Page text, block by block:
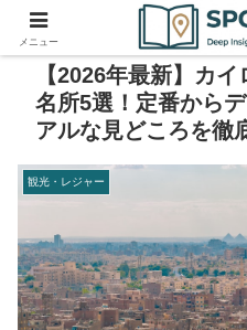
【2026年最新】カ
名所5選！定番から
アルな見どころを徹
観光・レジャー
メニュー